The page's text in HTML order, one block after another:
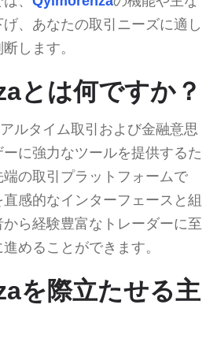
、あなたの取引ニーズに適し
します。
とは何ですか？
ルタイム取引および金融意思
に強力なツールを提供するた
の取引プラットフォームで
感的なインターフェースと組
ら経験豊富なトレーダーに至
めることができます。
を際立たせる主